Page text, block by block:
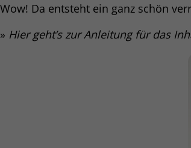
Wow! Da entsteht ein ganz schön
» Hier geht’s zur Anleitung für das